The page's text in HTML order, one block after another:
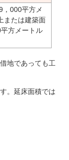
，000平方メ
または建築面
方メートル
地であっても工
。延床面積では